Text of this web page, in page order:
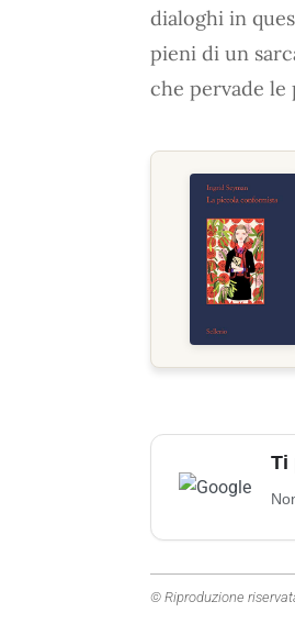
dialoghi in
pieni di un
che pervade
Ti
© Riproduzione